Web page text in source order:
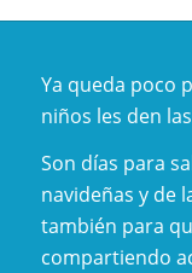
Ya queda poco
niños les den
Son días para
navideñas y de
también para
compartiendo